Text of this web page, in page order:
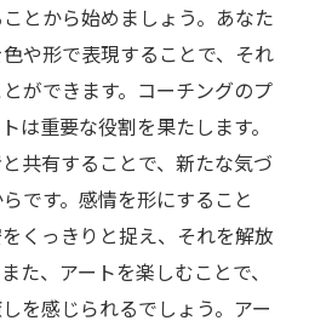
とから始めましょう。あなた
や形で表現することで、それ
ができます。コーチングのプ
は重要な役割を果たします。
共有することで、新たな気づ
です。感情を形にすること
くっきりと捉え、それを解放
た、アートを楽しむことで、
を感じられるでしょう。アー